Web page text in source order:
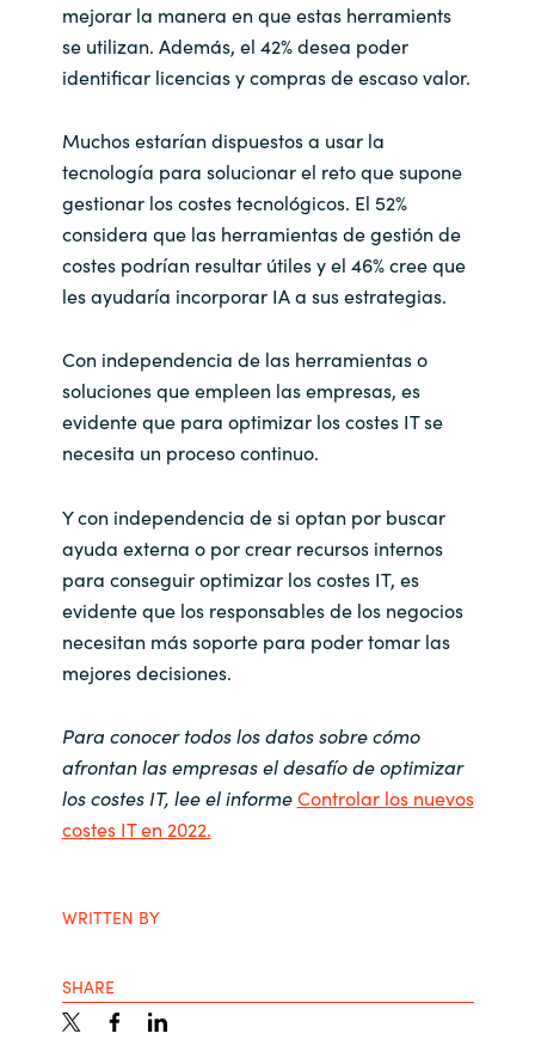
mejorar la manera en que estas herramients
se utilizan. Además, el 42% desea poder
identificar licencias y compras de escaso valor.
Muchos estarían dispuestos a usar la
tecnología para solucionar el reto que supone
gestionar los costes tecnológicos. El 52%
considera que las herramientas de gestión de
costes podrían resultar útiles y el 46% cree que
les ayudaría incorporar IA a sus estrategias.
Con independencia de las herramientas o
soluciones que empleen las empresas, es
evidente que para optimizar los costes IT se
necesita un proceso continuo.
Y con independencia de si optan por buscar
ayuda externa o por crear recursos internos
para conseguir optimizar los costes IT, es
evidente que los responsables de los negocios
necesitan más soporte para poder tomar las
mejores decisiones.
Para conocer todos los datos sobre cómo
afrontan las empresas el desafío de optimizar
los costes IT, lee el informeControlar los nuevos
costes IT en 2022.
WRITTEN BY
SHARE